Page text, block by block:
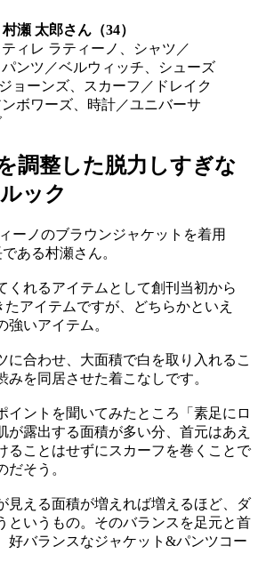
瀬 太郎さん（34）
ィレ ラティーノ、シャツ／
ンツ／ベルウィッチ、シューズ
ョーンズ、スカーフ／ドレイク
ボワーズ、時計／ユニバーサ
調整した脱力しすぎな
ック
ーノのブラウンジャケットを着用
ある村瀬さん。
くれるアイテムとして創刊当初から
アイテムですが、どちらかといえ
強いアイテム。
に合わせ、大面積で白を取り入れるこ
みを同居させた着こなしです。
イントを聞いてみたところ「素足にロ
が露出する面積が多い分、首元はあえ
ることはせずにスカーフを巻くことで
だそう。
見える面積が増えれば増えるほど、ダ
というもの。そのバランスを足元と首
好バランスなジャケット&パンツコー